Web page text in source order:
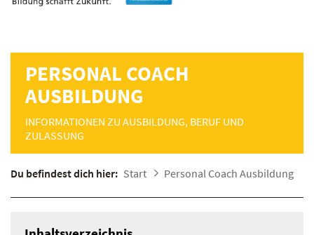
PERSONAL COACH
AUSBILDUNG
INFORMATIONEN ZU AUSBILDUNG, BERUF UND
ZULASSUNG
Du befindest dich hier: Start Personal Coach Ausbildung